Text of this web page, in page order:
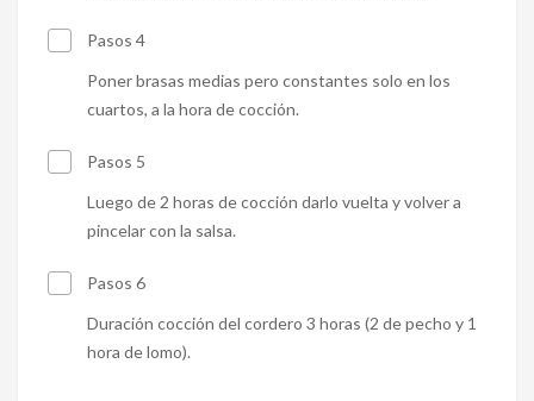
Pasos 4
Poner brasas medias pero constantes solo en los
cuartos, a la hora de cocción.
Pasos 5
Luego de 2 horas de cocción darlo vuelta y volver a
pincelar con la salsa.
Pasos 6
Duración cocción del cordero 3 horas (2 de pecho y 1
hora de lomo).